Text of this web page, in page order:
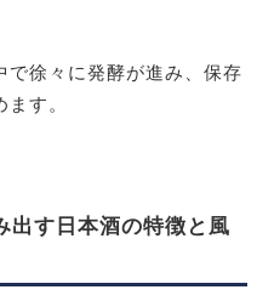
で徐々に発酵が進み、保存
す。
出す日本酒の特徴と風